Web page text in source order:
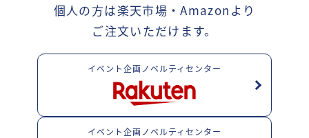
個人の方は楽天市場・Amazonより
ご注文いただけます。
イベント企画ノベルティセンター
イベント企画ノベルティセンター